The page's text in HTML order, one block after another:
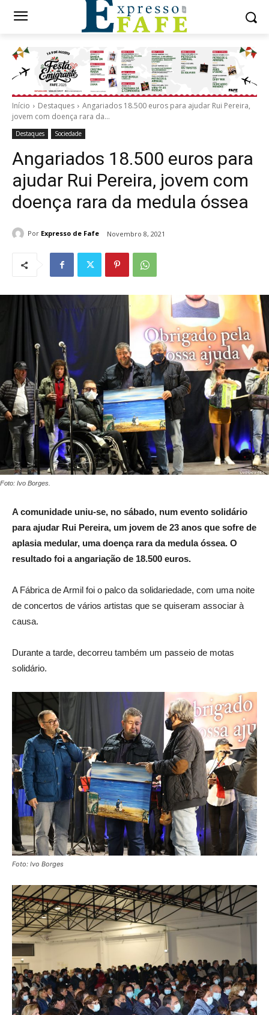
Início Destaques
Angariados 18.500 euros para ajudar Rui Pereira,
jovem com doença rara da...
Destaques Sociedade
Angariados 18.500 euros para
ajudar Rui Pereira, jovem com
doença rara da medula óssea
Por Expresso de Fafe Novembro 8, 2021
Foto: Ivo Borges.
A comunidade uniu-se, no sábado, num evento solidário
para ajudar Rui Pereira, um jovem de 23 anos que sofre de
aplasia medular, uma doença rara da medula óssea. O
resultado foi a angariação de 18.500 euros.
A Fábrica de Armil foi o palco da solidariedade, com uma noite
de concertos de vários artistas que se quiseram associar à
causa.
Durante a tarde, decorreu também um passeio de motas
solidário.
Foto: Ivo Borges